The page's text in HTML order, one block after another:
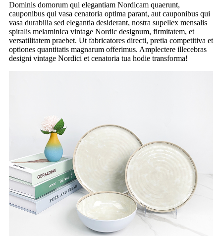
Dominis domorum qui elegantiam Nordicam quaerunt,
cauponibus qui vasa cenatoria optima parant, aut cauponibus qui
vasa durabilia sed elegantia desiderant, nostra supellex mensalis
spiralis melaminica vintage Nordic designum, firmitatem, et
versatilitatem praebet. Ut fabricatores directi, pretia competitiva et
optiones quantitatis magnarum offerimus. Amplectere illecebras
designi vintage Nordici et cenatoria tua hodie transforma!